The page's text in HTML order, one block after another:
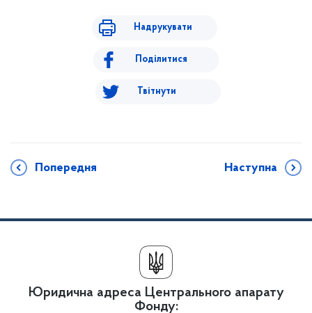
Надрукувати
Поділитися
Твітнути
Попередня Наступна
Юридична адреса Центрального апарату
Фонду: